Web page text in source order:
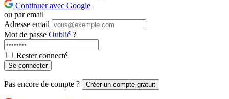
Continuer avec Google
ou par email
Adresse email
Mot de passe Oublié ?
Rester connecté
Se connecter
Pas encore de compte ? Créer un compte gratuit